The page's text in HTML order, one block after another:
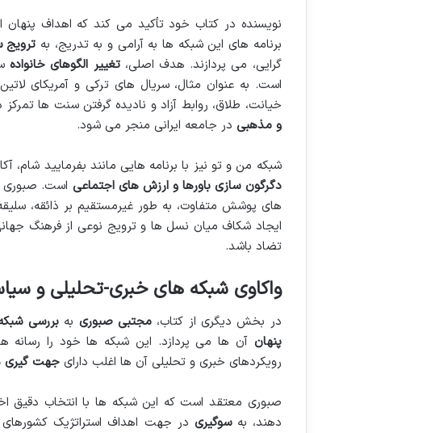
نویسنده در کتاب خود تأکید می کند که اهداف
برنامه های این شبکه ها به آرامی و به تدریج، به
گرایی، می پردازند. هدف اصلی،تغییر الگوهای خانواده
است. به عنوان مثال، سریال های ترکی و آمریکای
خیانت، طلاق، روابط آزاد و نادیده گرفتن سنت ها
و مذهبی در جامعه ایرانی منجر می شود.
شبکه من و تو نیز با برنامه هایی مانند بفرمایید
دگرگون سازی باورها و ارزش های اجتماعی است. صبوری
های پوشش متفاوت، به طور غیرمستقیم بر ذائقه،
ایجاد شکاف میان نسل ها و ترویج نوعی از فرهنگ
تضاد باشد.
واکاوی شبکه های خبری-تحلیلی و
در بخش دیگری از کتاب،مجتبی صبوری بهبررسی
پنهان آن ها می پردازد. این شبکه ها خود را رسانه
رویکردهای خبری و تحلیلی آن ها اغلب دارایجهت گیری
صبوری معتقد است که این شبکه ها با انتخاب دقیق
دهند، بهسوگیری در جهت اهداف استراتژیک کشورهای